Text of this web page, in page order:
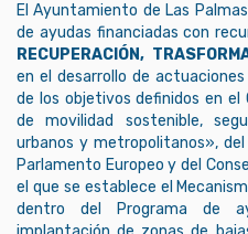
El Ayuntamiento de Las
de ayudas financiadas con
RECUPERACIÓN,
en el desarrollo de
de los objetivos definidos en el
de movilidad sostenible,
urbanos y metropolitanos»,
Parlamento Europeo y del
el que se establece el
dentro del Programa de